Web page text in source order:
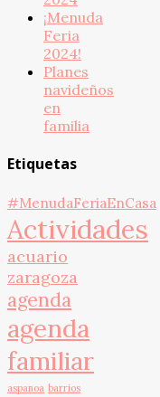
¡Menuda
Feria
2024!
Planes
navideños
en
familia
Etiquetas
#MenudaFeriaEnCasa
Actividades
acuario
zaragoza
agenda
agenda
familiar
aspanoa barrios